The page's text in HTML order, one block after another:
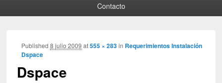
Contacto
Dspace
Published8 julio 2009 at555 × 283in Requerimientos Instalación
Dspace